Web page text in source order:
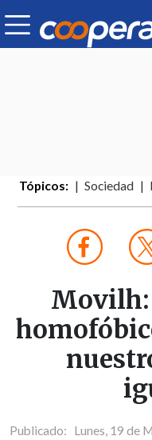
Tópicos: Sociedad
Movilh:
Publicado: Lunes, 19 de